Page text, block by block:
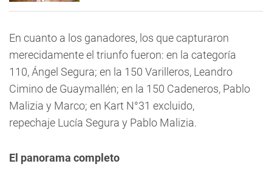
En cuanto a los ganadores, los que capturaron
merecidamente el triunfo fueron: en la categoría
110, Ángel Segura; en la 150 Varilleros, Leandro
Cimino de Guaymallén; en la 150 Cadeneros, Pablo
Malizia y Marco; en Kart N°31 excluido,
repechaje Lucía Segura y Pablo Malizia.
El panorama completo